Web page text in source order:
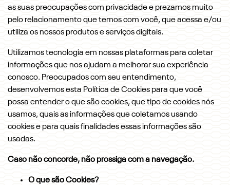
as suas preocupações com privacidade e prezamos muito
pelo relacionamento que temos com você, que acessa e/ou
utiliza os nossos produtos e serviços digitais.
Utilizamos tecnologia em nossas plataformas para coletar
informações que nos ajudam a melhorar sua experiência
conosco. Preocupados com seu entendimento,
desenvolvemos esta Política de Cookies para que você
possa entender o que são cookies, que tipo de cookies nós
usamos, quais as informações que coletamos usando
cookies e para quais finalidades essas informações são
usadas.
Caso não concorde, não prossiga com a navegação.
O que são Cookies?